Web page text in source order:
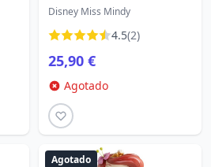
Disney Miss Mindy
4.5(2)
25,90 €
Agotado
Agotado